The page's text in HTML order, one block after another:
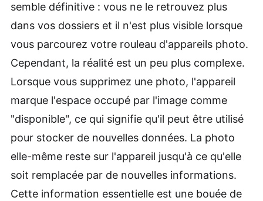
semble définitive : vous ne le retrouvez plus
dans vos dossiers et il n'est plus visible lorsque
vous parcourez votre rouleau d'appareils photo.
Cependant, la réalité est un peu plus complexe.
Lorsque vous supprimez une photo, l'appareil
marque l'espace occupé par l'image comme
"disponible", ce qui signifie qu'il peut être utilisé
pour stocker de nouvelles données. La photo
elle-même reste sur l'appareil jusqu'à ce qu'elle
soit remplacée par de nouvelles informations.
Cette information essentielle est une bouée de